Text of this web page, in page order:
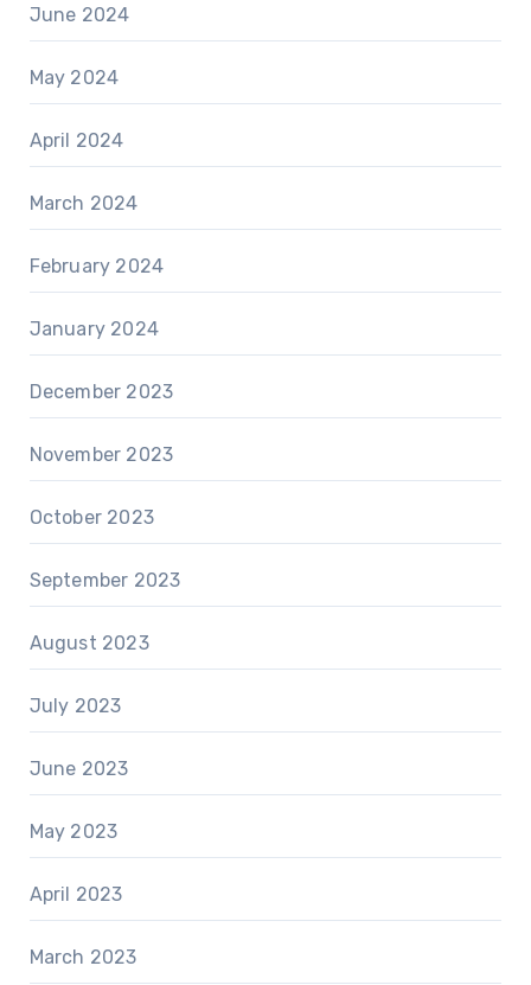
June 2024
May 2024
April 2024
March 2024
February 2024
January 2024
December 2023
November 2023
October 2023
September 2023
August 2023
July 2023
June 2023
May 2023
April 2023
March 2023